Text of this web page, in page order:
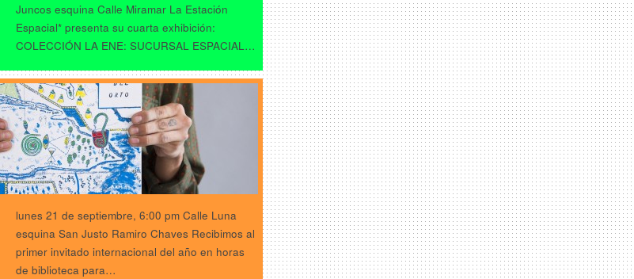
Juncos esquina Calle Miramar La Estación
Espacial* presenta su cuarta exhibición:
COLECCIÓN LA ENE: SUCURSAL ESPACIAL…
lunes 21 de septiembre, 6:00 pm Calle Luna
esquina San Justo Ramiro Chaves Recibimos al
primer invitado internacional del año en horas
de biblioteca para…